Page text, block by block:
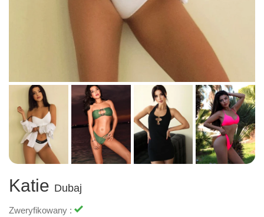
Katie Dubaj
Zweryfikowany :